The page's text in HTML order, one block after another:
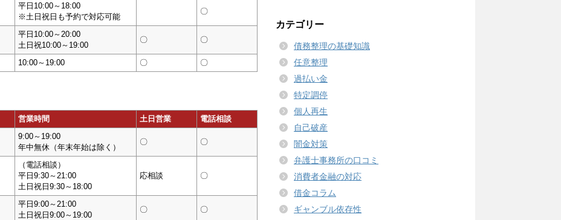
平日10:00～18:00
※土日祝日も予約で対応可能
〇
平日10:00～20:00
土日祝10:00～19:00
〇 〇
10:00～19:00 〇 〇
営業時間 土日営業 電話相談
9:00～19:00
年中無休（年末年始は除く）
〇 〇
（電話相談）
平日9:30～21:00
土日祝日9:30～18:00
応相談 〇
平日9:00～21:00
土日祝日9:00～19:00
〇 〇
カテゴリー
債務整理の基礎知識
任意整理
過払い金
特定調停
個人再生
自己破産
闇金対策
弁護士事務所の口コミ
消費者金融の対応
借金コラム
ギャンブル依存性